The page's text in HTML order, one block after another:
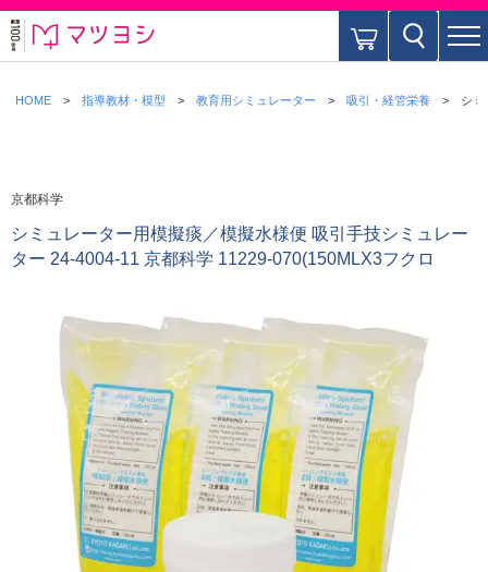
HOME 指導教材・模型 教育用シミュレーター 吸引・経管栄養 シミ
京都科学
シミュレーター用模擬痰／模擬水様便 吸引手技シミュレー
ター 24-4004-11 京都科学 11229-070(150MLX3フクロ